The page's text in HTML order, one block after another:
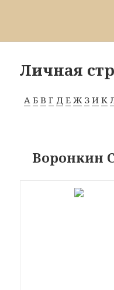
Личная
А Б В Г Д Е Ж З И К
Воронкин